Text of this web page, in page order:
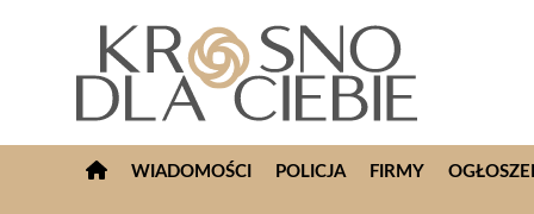
WIADOMOŚCI POLICJA FIRMY